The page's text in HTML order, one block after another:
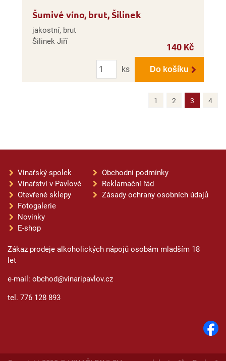
Šumivé víno, brut, Šilinek
jakostní, brut
Šilinek Jiří
140 Kč
Počet
ks
Do košíku
1 2 3 4
Vinařský spolek
Vinařství v Pavlově
Otevřené sklepy
Fotogalerie
Novinky
E-shop
Obchodní podmínky
Reklamační řád
Zásady ochrany osobních údajů
Zákaz prodeje alkoholických nápojů osobám mladším 18
let
e-mail: obchod@vinaripavlov.cz
tel. 776 128 893